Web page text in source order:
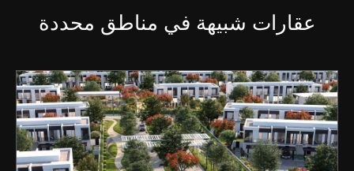
عقارات شبيهة في مناطق محددة